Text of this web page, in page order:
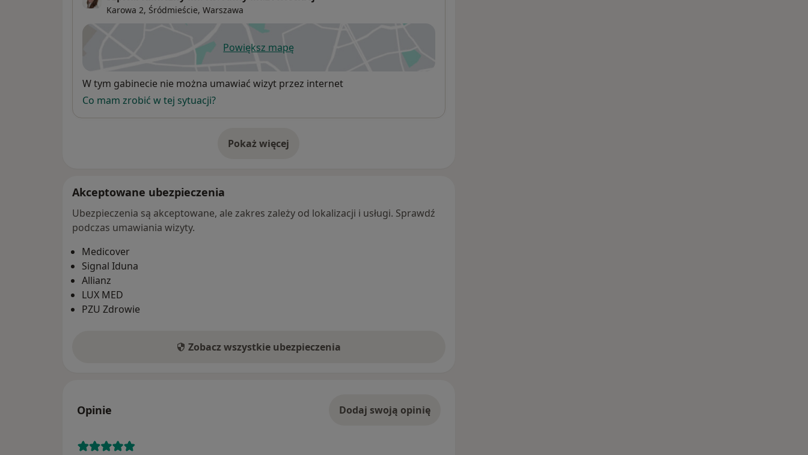
Karowa 2, Śródmieście, Warszawa
Powiększ mapęotwiera się w nowej karcie
Dostępność
W tym gabinecie nie można umawiać wizyt przez internet
Co mam zrobić w tej sytuacji?
Pokaż więcej
o adresie
Akceptowane ubezpieczenia
Ubezpieczenia są akceptowane, ale zakres zależy od lokalizacji i usługi. Sprawdź
podczas umawiania wizyty.
Medicover
Signal Iduna
Allianz
LUX MED
PZU Zdrowie
Zobacz wszystkie ubezpieczenia
Opinie Dodaj swoją opinię